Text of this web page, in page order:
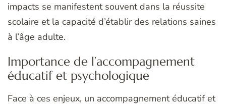
impacts se manifestent souvent dans la réussite
scolaire et la capacité d’établir des relations saines
à l’âge adulte.
Importance de l’accompagnement
éducatif et psychologique
Face à ces enjeux, un accompagnement éducatif et